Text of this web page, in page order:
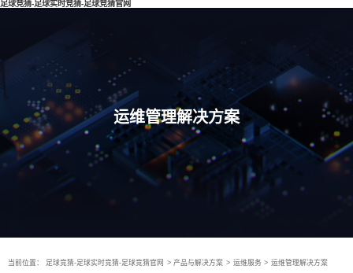
足球竞猜-足球实时竞猜-足球竞猜官网
运维管理解决方案
当前位置： 足球竞猜-足球实时竞猜-足球竞猜官网 > 产品与解决方案 > 运维服务 > 运维管理解决方案